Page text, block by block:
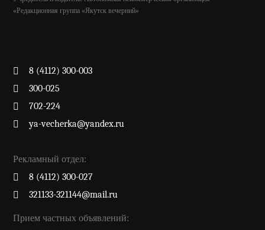
«Редакционная группа «Якутск вечерний»
8 (4112) 300-003
300-025
702-224
ya-vecherka@yandex.ru
Рекламный отдел:
8 (4112) 300-027
321133-321144@mail.ru
Прием частных объявлений: